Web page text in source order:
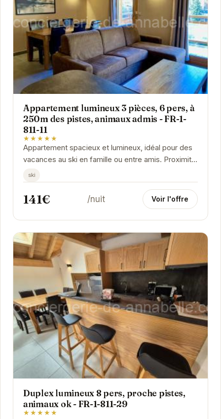
Appartement lumineux 3 pièces, 6 pers, à
250m des pistes, animaux admis - FR-1-
811-11
★★★★★
Appartement spacieux et lumineux, idéal pour des
vacances au ski en famille ou entre amis. Proximité
immédiate des pistes et des commerces....
ski
141€ /nuit Voir l'offre
Duplex lumineux 8 pers, proche pistes,
animaux ok - FR-1-811-29
★★★★★